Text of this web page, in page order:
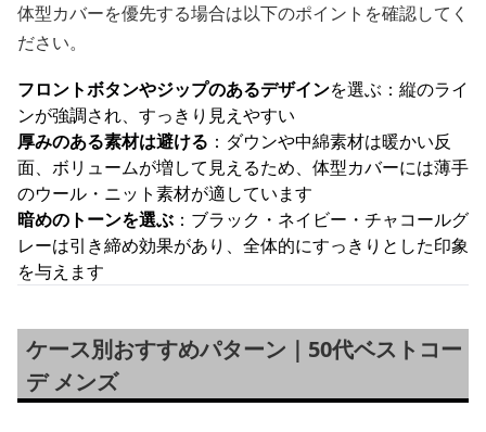
体型カバーを優先する場合は以下のポイントを確認してく
ださい。
フロントボタンやジップのあるデザインを選ぶ：縦のライ
ンが強調され、すっきり見えやすい
厚みのある素材は避ける ：ダウンや中綿素材は暖かい反
面、ボリュームが増して見えるため、体型カバーには薄手
のウール・ニット素材が適しています
暗めのトーンを選ぶ ：ブラック・ネイビー・チャコールグ
レーは引き締め効果があり、全体的にすっきりとした印象
を与えます
ケース別おすすめパターン｜50代ベストコー
デ メンズ